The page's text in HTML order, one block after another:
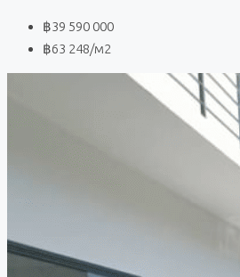
฿39 590 000
฿63 248/м2